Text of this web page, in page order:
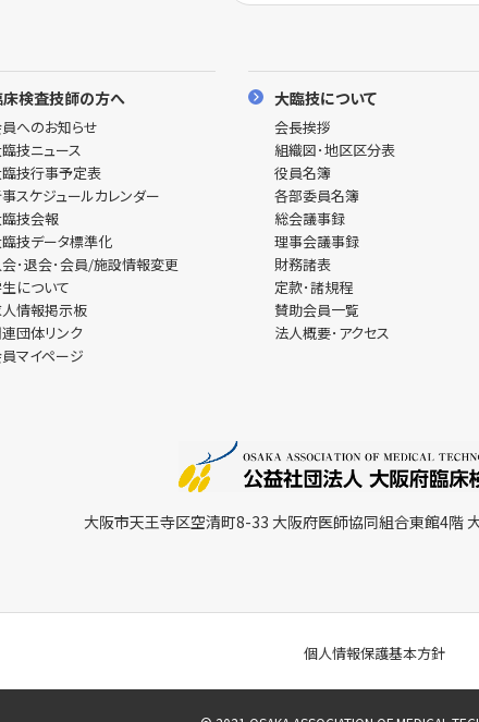
臨床検査技師の方へ
会員へのお知らせ
大臨技ニュース
大臨技行事予定表
行事スケジュールカレンダー
大臨技会報
大臨技データ標準化
入会･退会･会員/施設情報変更
学生について
求人情報掲示板
関連団体リンク
会員マイページ
大臨技について
会長挨拶
組織図･地区区分表
役員名簿
各部委員名簿
総会議事録
理事会議事録
財務諸表
定款･諸規程
賛助会員一覧
法人概要･アクセス
大阪市天王寺区空清町8-33 大阪府医師協同組合東館4階
個人情報保護基本方針